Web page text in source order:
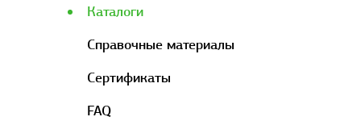
Каталоги
Справочные материалы
Сертификаты
FAQ